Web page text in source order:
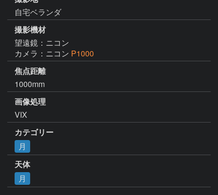
自宅ベランダ
撮影機材
望遠鏡：ニコン
カメラ：ニコン P1000
焦点距離
1000mm
画像処理
VIX
カテゴリー
月
天体
月